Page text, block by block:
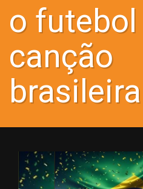
o futebol
canção
brasileira